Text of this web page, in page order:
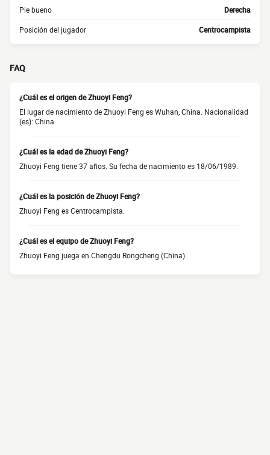
Pie bueno Derecha
Posición del jugador Centrocampista
FAQ
¿Cuál es el origen de Zhuoyi Feng?
El lugar de nacimiento de Zhuoyi Feng es Wuhan, China. Nacionalidad
(es): China.
¿Cuál es la edad de Zhuoyi Feng?
Zhuoyi Feng tiene 37 años. Su fecha de nacimiento es 18/06/1989.
¿Cuál es la posición de Zhuoyi Feng?
Zhuoyi Feng es Centrocampista.
¿Cuál es el equipo de Zhuoyi Feng?
Zhuoyi Feng juega en Chengdu Rongcheng (China).